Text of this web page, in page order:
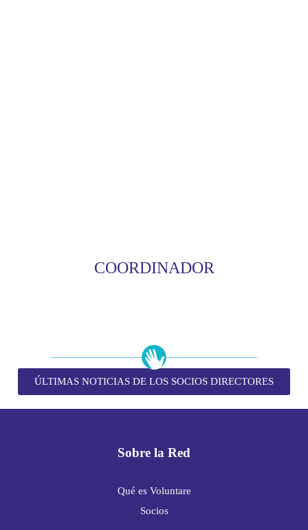
COORDINADOR
ÚLTIMAS NOTICIAS DE LOS SOCIOS DIRECTORES
Sobre la Red
Qué es Voluntare
Socios